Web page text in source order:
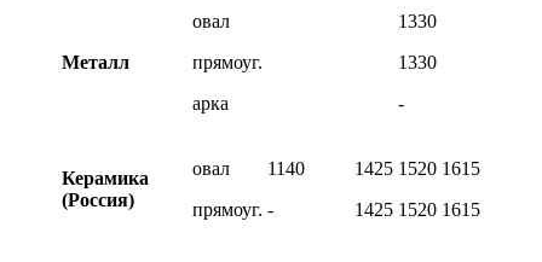
Металл
овал
прямоуг.
арка
1330
1330
-
Керамика
(Россия)
овал
прямоуг.
1140
-
1425
1425
1520
1520
1615
1615